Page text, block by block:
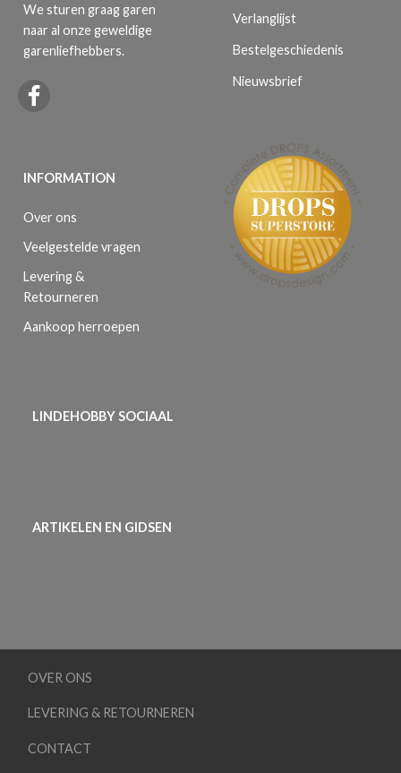
We sturen graag garen
naar al onze geweldige
garenliefhebbers.
INFORMATION
Over ons
Veelgestelde vragen
Levering &
Retourneren
Aankoop herroepen
Verlanglijst
Bestelgeschiedenis
Nieuwsbrief
LINDEHOBBY SOCIAAL
ARTIKELEN EN GIDSEN
OVER ONS
LEVERING & RETOURNEREN
CONTACT